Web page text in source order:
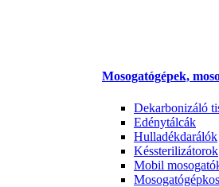
Mosogatógépek,
Dekarbonizáló
Edénytálcák
Hulladékdarálók
Késsterilizátorok
Mobil